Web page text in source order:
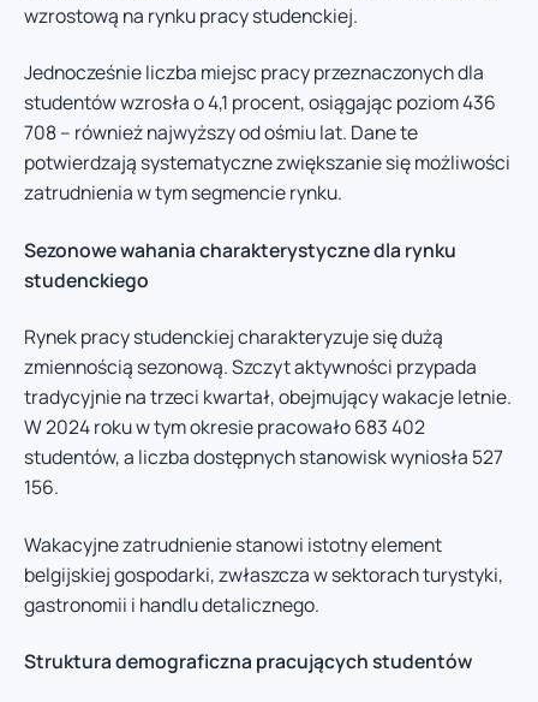
wzrostową na rynku pracy studenckiej.
Jednocześnie liczba miejsc pracy przeznaczonych dla
studentów wzrosła o 4,1 procent, osiągając poziom 436
708 – również najwyższy od ośmiu lat. Dane te
potwierdzają systematyczne zwiększanie się możliwości
zatrudnienia w tym segmencie rynku.
Sezonowe wahania charakterystyczne dla rynku
studenckiego
Rynek pracy studenckiej charakteryzuje się dużą
zmiennością sezonową. Szczyt aktywności przypada
tradycyjnie na trzeci kwartał, obejmujący wakacje letnie.
W 2024 roku w tym okresie pracowało 683 402
studentów, a liczba dostępnych stanowisk wyniosła 527
156.
Wakacyjne zatrudnienie stanowi istotny element
belgijskiej gospodarki, zwłaszcza w sektorach turystyki,
gastronomii i handlu detalicznego.
Struktura demograficzna pracujących studentów